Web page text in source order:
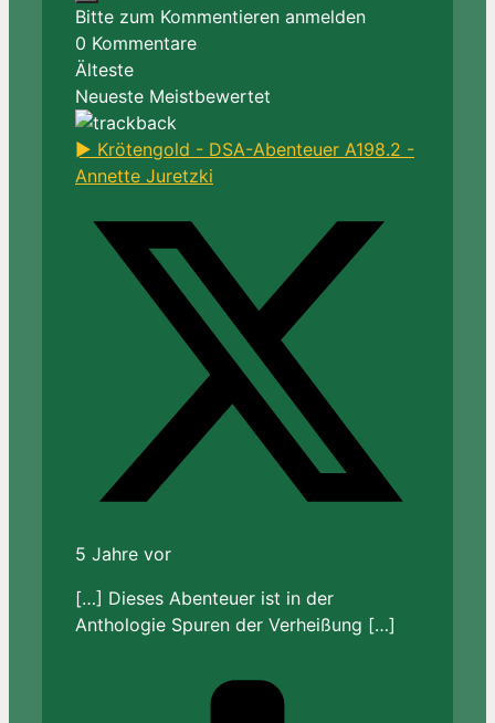
Bitte zum Kommentieren anmelden
0 Kommentare
Älteste
Neueste Meistbewertet
► Krötengold - DSA-Abenteuer A198.2 -
Annette Juretzki
5 Jahre vor
[…] Dieses Abenteuer ist in der
Anthologie Spuren der Verheißung […]